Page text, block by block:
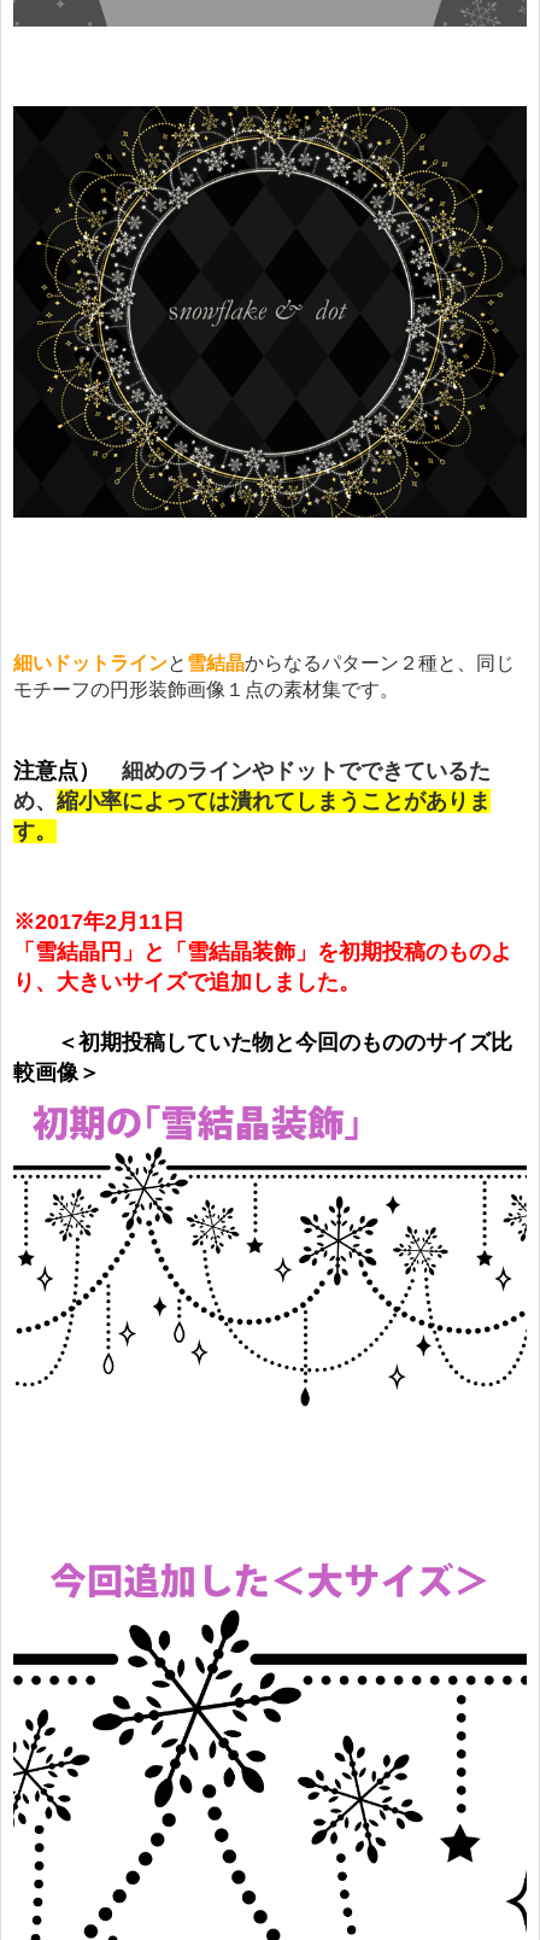
細いドットラインと 雪結晶からなるパターン２種と、同じ
モチーフの円形装飾画像１点の素材集です。
注意点）
細めのラインやドットでできているた
め、 縮小率によっては潰れてしまうことがありま
す。
※2017年2月11日
「雪結晶円」と「雪結晶装飾」を初期投稿のものよ
り、大きいサイズで追加しました。
＜初期投稿していた物と今回のもののサイズ比
較画像＞